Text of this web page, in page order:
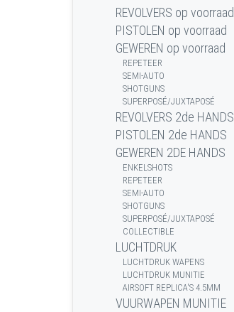
REVOLVERS op voorraad
PISTOLEN op voorraad
GEWEREN op voorraad
REPETEER
SEMI-AUTO
SHOTGUNS
SUPERPOSÉ/JUXTAPOSÉ
REVOLVERS 2de HANDS
PISTOLEN 2de HANDS
GEWEREN 2DE HANDS
ENKELSHOTS
REPETEER
SEMI-AUTO
SHOTGUNS
SUPERPOSÉ/JUXTAPOSÉ
COLLECTIBLE
LUCHTDRUK
LUCHTDRUK WAPENS
LUCHTDRUK MUNITIE
AIRSOFT REPLICA'S 4.5MM
VUURWAPEN MUNITIE